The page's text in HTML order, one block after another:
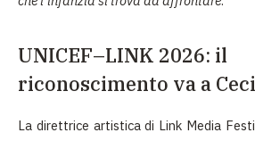
UNICEF–LINK 2026: il
riconoscimento va a
La direttrice artistica di Link Media